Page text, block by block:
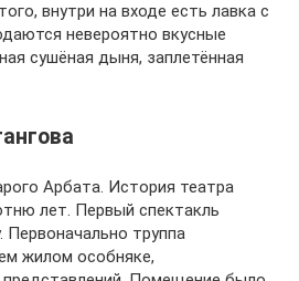
внутри на входе есть лавка с
невероятно вкусные
сушёная дыня, заплетённая
Арбата. История театра
лет. Первый спектакль
Первоначально труппа
жилом особняке,